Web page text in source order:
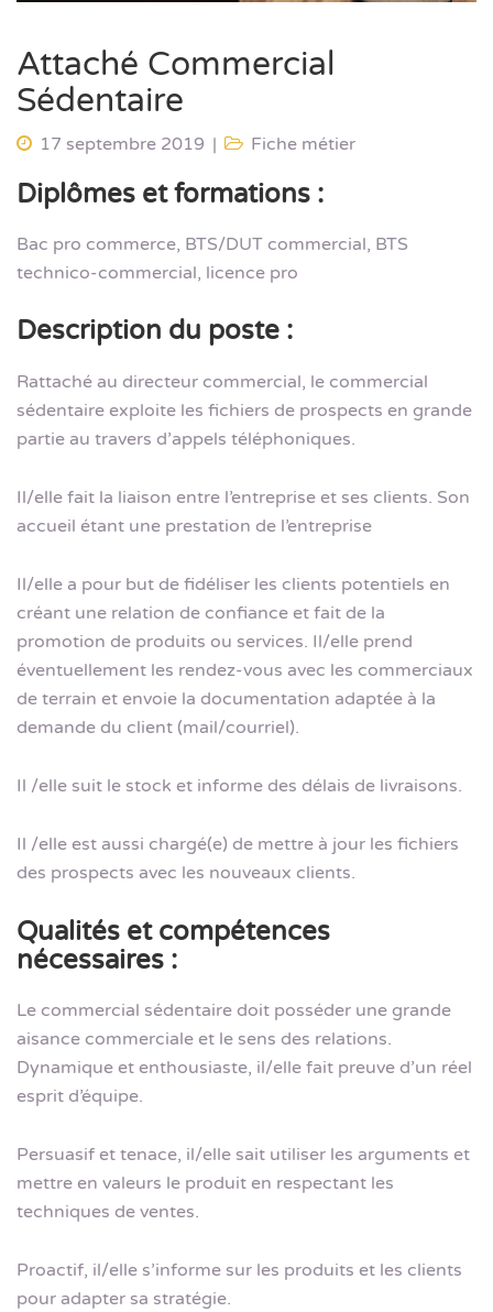
Attaché Commercial
Sédentaire
17 septembre 2019 Fiche métier
Diplômes et formations :
Bac pro commerce, BTS/DUT commercial, BTS
technico-commercial, licence pro
Description du poste :
Rattaché au directeur commercial, le commercial
sédentaire exploite les fichiers de prospects en grande
partie au travers d’appels téléphoniques.
Il/elle fait la liaison entre l’entreprise et ses clients. Son
accueil étant une prestation de l’entreprise
Il/elle a pour but de fidéliser les clients potentiels en
créant une relation de confiance et fait de la
promotion de produits ou services. Il/elle prend
éventuellement les rendez-vous avec les commerciaux
de terrain et envoie la documentation adaptée à la
demande du client (mail/courriel).
Il /elle suit le stock et informe des délais de livraisons.
Il /elle est aussi chargé(e) de mettre à jour les fichiers
des prospects avec les nouveaux clients.
Qualités et compétences
nécessaires :
Le commercial sédentaire doit posséder une grande
aisance commerciale et le sens des relations.
Dynamique et enthousiaste, il/elle fait preuve d’un réel
esprit d’équipe.
Persuasif et tenace, il/elle sait utiliser les arguments et
mettre en valeurs le produit en respectant les
techniques de ventes.
Proactif, il/elle s’informe sur les produits et les clients
pour adapter sa stratégie.